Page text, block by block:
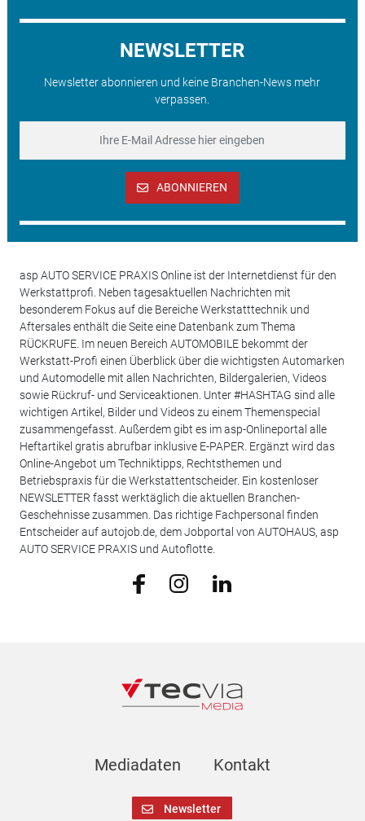
NEWSLETTER
Newsletter abonnieren und keine Branchen-News mehr
verpassen.
ABONNIEREN
asp AUTO SERVICE PRAXIS Online ist der Internetdienst für den
Werkstattprofi. Neben tagesaktuellen Nachrichten mit
besonderem Fokus auf die Bereiche Werkstatttechnik und
Aftersales enthält die Seite eine Datenbank zum Thema
RÜCKRUFE. Im neuen Bereich AUTOMOBILE bekommt der
Werkstatt-Profi einen Überblick über die wichtigsten Automarken
und Automodelle mit allen Nachrichten, Bildergalerien, Videos
sowie Rückruf- und Serviceaktionen. Unter #HASHTAG sind alle
wichtigen Artikel, Bilder und Videos zu einem Themenspecial
zusammengefasst. Außerdem gibt es im asp-Onlineportal alle
Heftartikel gratis abrufbar inklusive E-PAPER. Ergänzt wird das
Online-Angebot um Techniktipps, Rechtsthemen und
Betriebspraxis für die Werkstattentscheider. Ein kostenloser
NEWSLETTER fasst werktäglich die aktuellen Branchen-
Geschehnisse zusammen. Das richtige Fachpersonal finden
Entscheider auf autojob.de, dem Jobportal von AUTOHAUS, asp
AUTO SERVICE PRAXIS und Autoflotte.
Mediadaten Kontakt
Newsletter